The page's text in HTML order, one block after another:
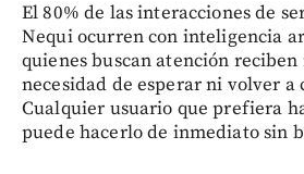
El 80% de las interacciones de
Nequi ocurren con inteligencia
quienes buscan atención reciben
necesidad de esperar ni volver a
Cualquier usuario que prefiera
puede hacerlo de inmediato sin